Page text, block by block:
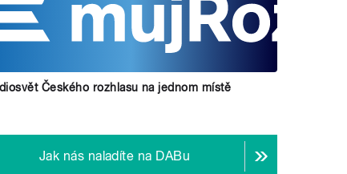
Českého rozhlasu na jednom místě
Jak nás naladíte na DABu